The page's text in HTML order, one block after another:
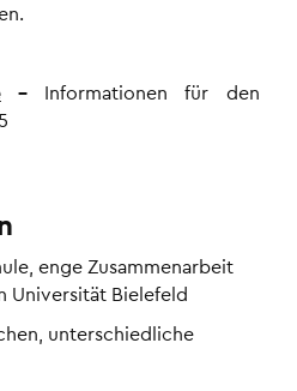
– Informationen für den
enge Zusammenarbeit
Universität Bielefeld
unterschiedliche